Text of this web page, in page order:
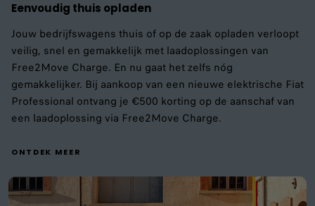
Eenvoudig thuis opladen
Jouw bedrijfswagens thuis of op de zaak opladen verloopt
veilig, snel en gemakkelijk met laadoplossingen van
Free2Move Charge. En nu gaat het zelfs nóg
gemakkelijker. Bij aankoop van een nieuwe elektrische Fiat
Professional ontvang je €500 korting op de aanschaf van
een laadoplossing via Free2Move Charge.
ONTDEK MEER